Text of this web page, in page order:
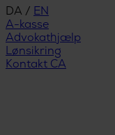
DA / EN
A-kasse
Advokathjælp
Lønsikring
Kontakt CA